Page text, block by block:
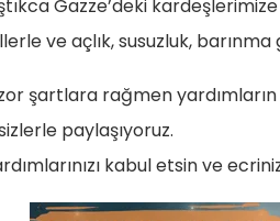
Gazze’deki
ve açlık, susuzluk,
zor şartlara rağmen
paylaşıyoruz.
kabul etsin ve